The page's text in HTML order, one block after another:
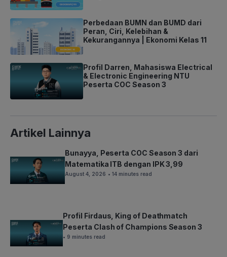
Perbedaan BUMN dan BUMD dari
Peran, Ciri, Kelebihan &
Kekurangannya | Ekonomi Kelas 11
Profil Darren, Mahasiswa Electrical
& Electronic Engineering NTU
Peserta COC Season 3
Artikel Lainnya
Bunayya, Peserta COC Season 3 dari
Matematika ITB dengan IPK 3,99
August 4, 2026 • 14 minutes read
Profil Firdaus, King of Deathmatch
Peserta Clash of Champions Season 3
• 9 minutes read